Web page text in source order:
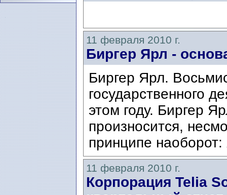
11 февраля 2010 г.
Биргер Ярл -
Биргер Ярл.
государственного
этом году. Биргер
произносится,
принципе
11 февраля 2010 г.
Корпорация Telia